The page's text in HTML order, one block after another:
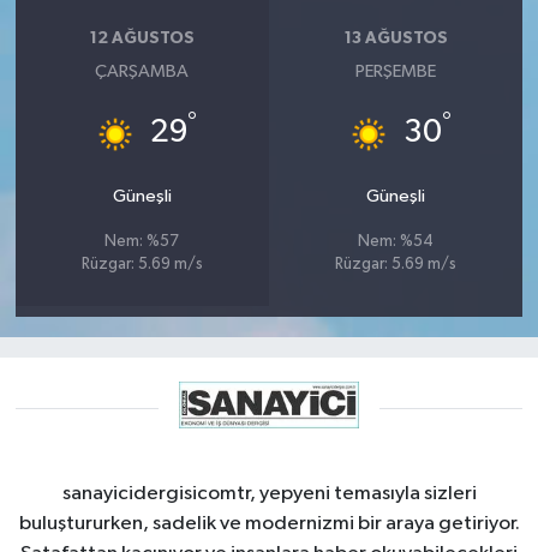
12 AĞUSTOS
ÇARŞAMBA
29°
Güneşli
Nem: %57
Rüzgar: 5.69 m/s
13 AĞUSTOS
PERŞEMBE
30°
Güneşli
Nem: %54
Rüzgar: 5.69 m/s
sanayicidergisicomtr, yepyeni temasıyla sizleri
buluştururken, sadelik ve modernizmi bir araya getiriyor.